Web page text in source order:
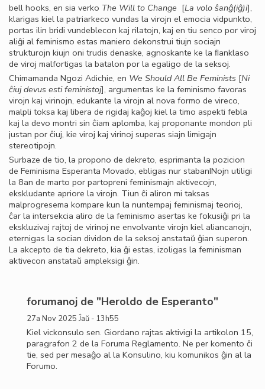
bell hooks, en sia verko The Will to Change [La volo ŝanĝ(iĝ)i],
klarigas kiel la patriarkeco vundas la virojn el emocia vidpunkto,
portas ilin bridi vundeblecon kaj rilatojn, kaj en tiu senco por viroj
aliĝi al feminismo estas maniero dekonstrui tiujn sociajn
strukturojn kiujn oni trudis denaske, agnoskante ke la ﬂanklaso
de viroj malfortigas la batalon por la egaligo de la seksoj.
Chimamanda Ngozi Adichie, en We Should All Be Feminists [Ni
ĉiuj devus esti feministoj], argumentas ke la feminismo favoras
virojn kaj virinojn, edukante la virojn al nova formo de vireco,
malpli toksa kaj libera de rigidaj kaĝoj kiel la timo aspekti febla
kaj la devo montri sin ĉiam aplomba, kaj proponante mondon pli
justan por ĉiuj, kie viroj kaj virinoj superas siajn limigajn
stereotipojn.
Surbaze de tio, la propono de dekreto, esprimanta la pozicion
de Feminisma Esperanta Movado, ebligas nur stabanINojn utiligi
la 8an de marto por partopreni feminismajn aktivecojn,
ekskludante apriore la virojn. Tiun ĉi aliron mi taksas
malprogresema kompare kun la nuntempaj feminismaj teorioj,
ĉar la intersekcia aliro de la feminismo asertas ke fokusiĝi pri la
ekskluzivaj rajtoj de virinoj ne envolvante virojn kiel aliancanojn,
eternigas la socian dividon de la seksoj anstataŭ ĝian superon.
La akcepto de tia dekreto, kia ĝi estas, izoligas la feminisman
aktivecon anstataŭ ampleksigi ĝin.
forumanoj de "Heroldo de Esperanto"
27a Nov 2025 Ĵaŭ - 13h55
Kiel vickonsulo sen. Giordano rajtas aktivigi la artikolon 15,
paragrafon 2 de la Foruma Reglamento. Ne per komento ĉi
tie, sed per mesaĝo al la Konsulino, kiu komunikos ĝin al la
Forumo.